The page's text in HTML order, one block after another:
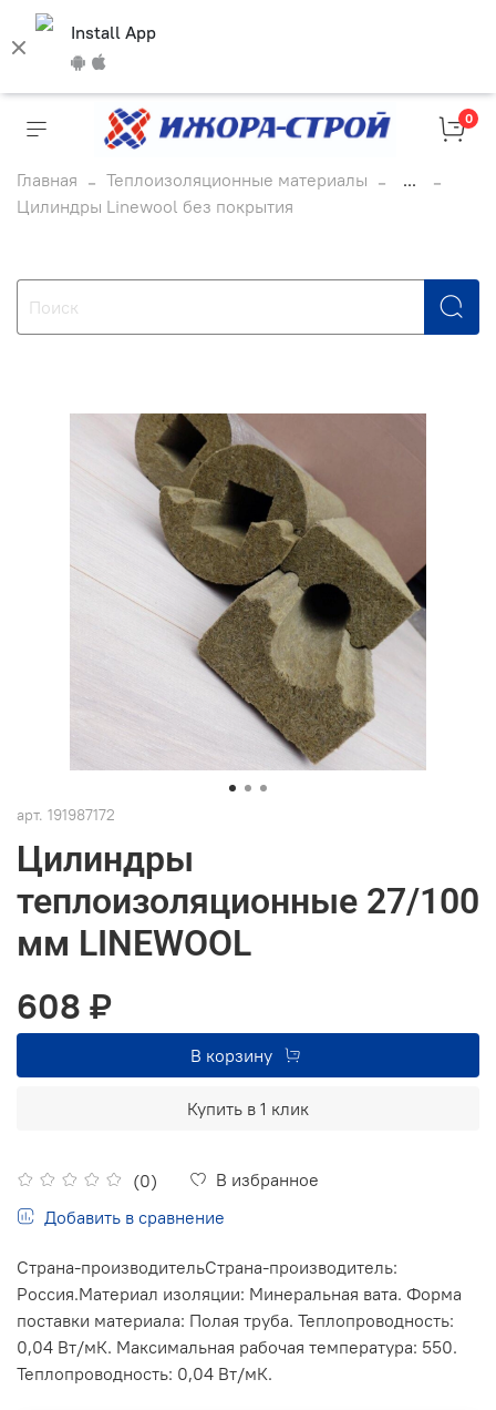
Install App
0
Главная Теплоизоляционные материалы
...
Цилиндры Linewool без покрытия
арт. 191987172
Цилиндры
теплоизоляционные 27/100
мм LINEWOOL
(0)
В избранное
Добавить в сравнение
608 ₽
В корзину
Купить в 1 клик
Страна-производительСтрана-производитель:
Россия.Материал изоляции: Минеральная вата. Форма
поставки материала: Полая труба. Теплопроводность:
0,04 Вт/мК. Максимальная рабочая температура: 550.
Теплопроводность: 0,04 Вт/мК.